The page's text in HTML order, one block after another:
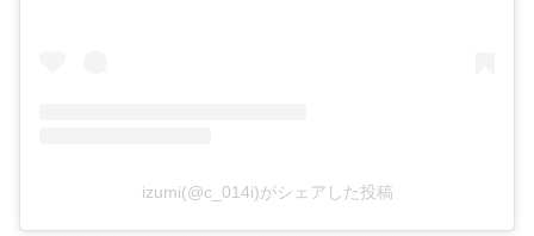
izumi(@c_014i)がシェアした投稿